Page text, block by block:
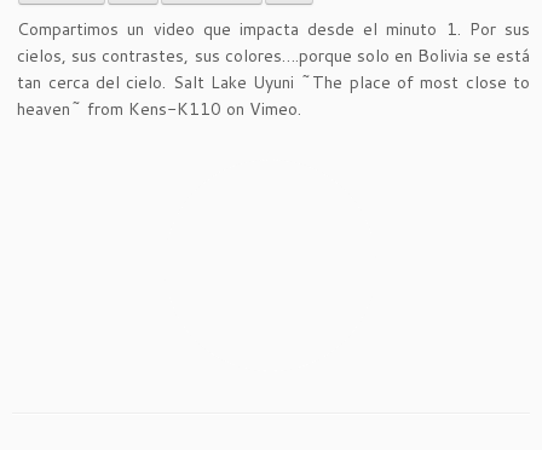
Compartimos un video que impacta desde el minuto 1. Por sus
cielos, sus contrastes, sus colores….porque solo en Bolivia se está
tan cerca del cielo. Salt Lake Uyuni ~The place of most close to
heaven~ from Kens-K110 on Vimeo.